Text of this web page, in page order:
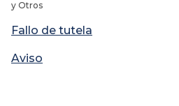
y Otros
Fallo de tutela
Aviso